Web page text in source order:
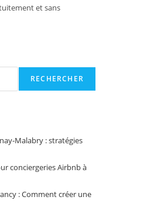
et sans
RECHERCHER
Malabry : stratégies
conciergeries Airbnb à
: Comment créer une